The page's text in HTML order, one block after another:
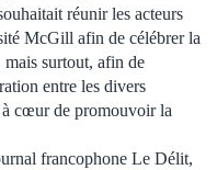
réunir les acteurs
McGill afin de célébrer la
surtout, afin de
entre les divers
à cœur de promouvoir la
francophone Le Délit,